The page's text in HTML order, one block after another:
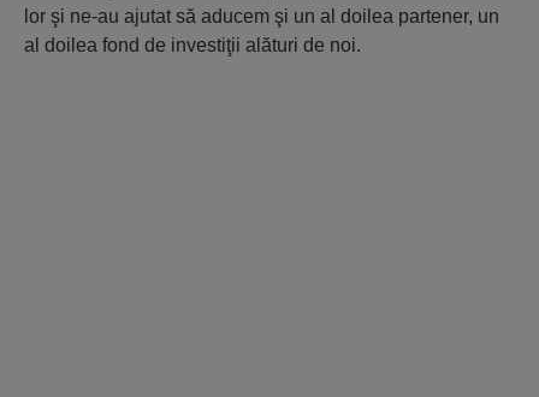
lor şi ne-au ajutat să aducem şi un al doilea partener, un
al doilea fond de investiţii alături de noi.